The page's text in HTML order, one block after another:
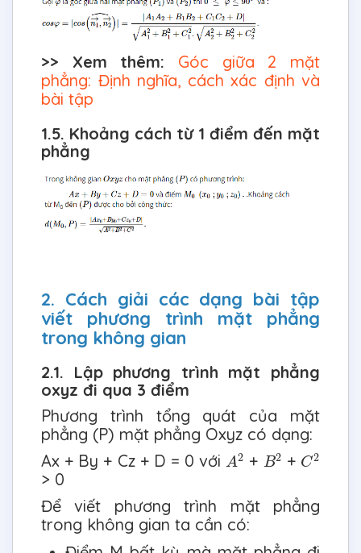
>> Xem thêm: Góc giữa 2 mặt
phẳng: Định nghĩa, cách xác định và
bài tập
1.5. Khoảng cách từ 1 điểm đến mặt
phẳng
2. Cách giải các dạng bài tập
viết phương trình mặt phẳng
trong không gian
2.1. Lập phương trình mặt phẳng
oxyz đi qua 3 điểm
Phương trình tổng quát của mặt
phẳng (P) mặt phẳng Oxyz có dạng:
Ax + By + Cz + D = 0 vớiA2
A2 + B2
B2 + C2
C2
> 0
Để viết phương trình mặt phẳng
trong không gian ta cần có: